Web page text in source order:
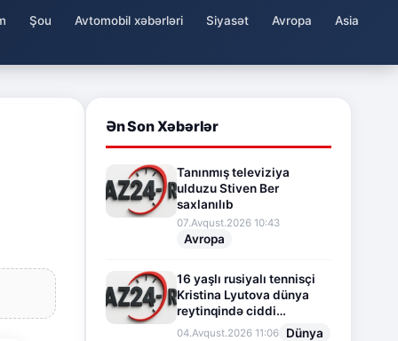
Şou Avtomobil xəbərləri Siyasət Avropa Asia
Ən Son Xəbərlər
Tanınmış televiziya
ulduzu Stiven Ber
saxlanılıb
07.Avqust.2026 10:43
Avropa
16 yaşlı rusiyalı tennisçi
Kristina Lyutova dünya
reytinqində ciddi
irəliləyişə imza atdı
04.Avqust.2026 11:06 Dünya